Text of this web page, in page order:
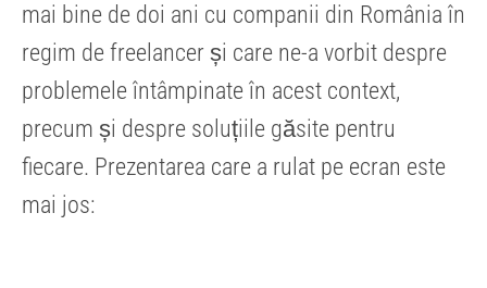
mai bine de doi ani cu companii din România în
regim de freelancer și care ne-a vorbit despre
problemele întâmpinate în acest context,
precum și despre soluțiile găsite pentru
fiecare. Prezentarea care a rulat pe ecran este
mai jos: